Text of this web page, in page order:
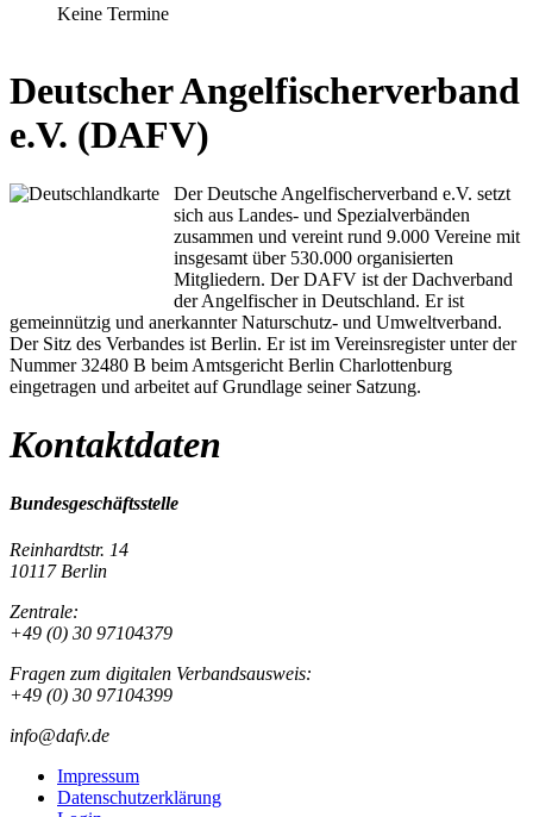
Keine Termine
Deutscher Angelfischerverband
e.V. (DAFV)
Der Deutsche Angelfischerverband e.V. setzt
sich aus Landes- und Spezialverbänden
zusammen und vereint rund 9.000 Vereine mit
insgesamt über 530.000 organisierten
Mitgliedern. Der DAFV ist der Dachverband
der Angelfischer in Deutschland. Er ist
gemeinnützig und anerkannter Naturschutz- und Umweltverband.
Der Sitz des Verbandes ist Berlin. Er ist im Vereinsregister unter der
Nummer 32480 B beim Amtsgericht Berlin Charlottenburg
eingetragen und arbeitet auf Grundlage seiner Satzung.
Kontaktdaten
Bundesgeschäftsstelle
Reinhardtstr. 14
10117 Berlin
Zentrale:
+49 (0) 30 97104379
Fragen zum digitalen Verbandsausweis:
+49 (0) 30 97104399
info@dafv.de
Impressum
Datenschutzerklärung